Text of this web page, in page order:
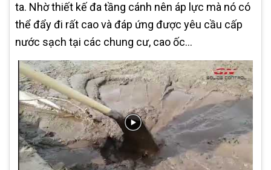
ta. Nhờ thiết kế đa tầng cánh nên áp lực mà nó có
thể đẩy đi rất cao và đáp ứng được yêu cầu cấp
nước sạch tại các chung cư, cao ốc...